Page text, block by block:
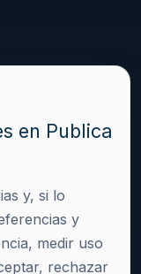
en Publica
y, si lo
y
medir uso
rechazar